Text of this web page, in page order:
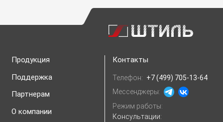
Продукция
Поддержка
Партнерам
О компании
Контакты
Телефон: +7 (499) 705-13-64
Мессенджеры:
Режим работы:
Консультации: